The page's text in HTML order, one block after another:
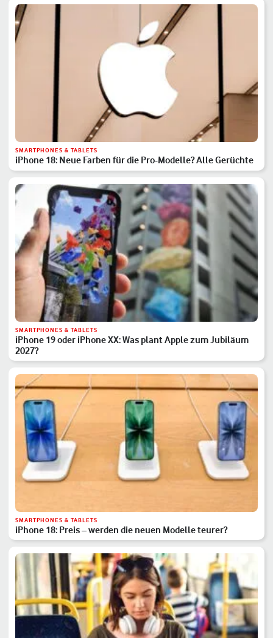
SMARTPHONES & TABLETS
iPhone 18: Neue Farben für die Pro-Modelle? Alle Gerüchte
SMARTPHONES & TABLETS
iPhone 19 oder iPhone XX: Was plant Apple zum Jubiläum
2027?
SMARTPHONES & TABLETS
iPhone 18: Preis – werden die neuen Modelle teurer?